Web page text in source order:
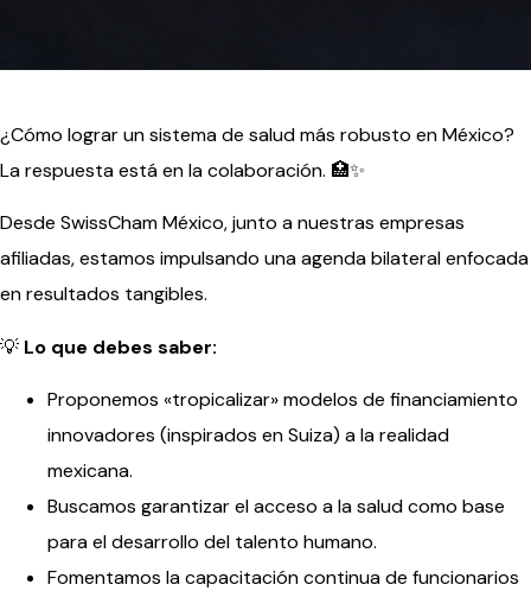
¿Cómo lograr un sistema de salud más robusto en México?
La respuesta está en la colaboración. 🏥✨
Desde SwissCham México, junto a nuestras empresas
afiliadas, estamos impulsando una agenda bilateral enfocada
en resultados tangibles.
💡 Lo que debes saber:
Proponemos «tropicalizar» modelos de financiamiento
innovadores (inspirados en Suiza) a la realidad
mexicana.
Buscamos garantizar el acceso a la salud como base
para el desarrollo del talento humano.
Fomentamos la capacitación continua de funcionarios